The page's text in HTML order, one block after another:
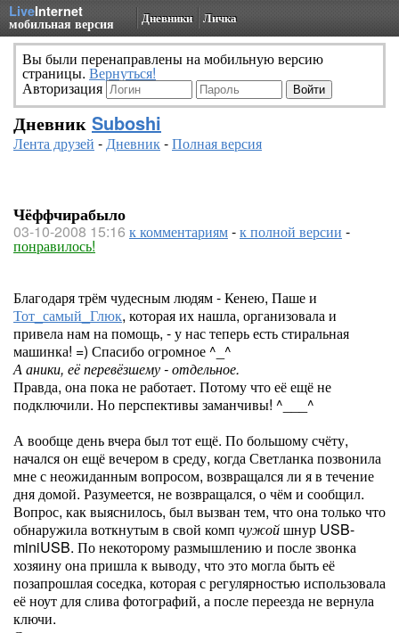
LiveInternet
мобильная версия Дневники Личка
Вы были перенаправлены на мобильную версию
страницы. Вернуться!
Авторизация
Дневник Suboshi
Лента друзей -Дневник-Полная версия
Чёффчирабыло
03-10-2008 15:16 к комментариям-к полной версии -
понравилось!
Благодаря трём чудесным людям - Кенею, Паше и
Тот_самый_Глюк, которая их нашла, организовала и
привела нам на помощь, - у нас теперь есть стиральная
машинка! =) Спасибо огромное ^_^
А аники, её перевёзшему - отдельное.
Правда, она пока не работает. Потому что её ещё не
подключили. Но перспективы заманчивы! ^___^
А вообще день вчера был тот ещё. По большому счёту,
начался он ещё вечером в среду, когда Светланка позвонила
мне с неожиданным вопросом, возвращался ли я в течение
дня домой. Разумеется, не возвращался, о чём и сообщил.
Вопрос, как выяснилось, был вызван тем, что она только что
обнаружила воткнутым в свой комп чужойшнур USB-
miniUSB. По некоторому размышлению и после звонка
хозяину она пришла к выводу, что это могла быть её
позапрошлая соседка, которая с регулярностью использовала
её ноут для слива фотографий, а после переезда не вернула
ключи.